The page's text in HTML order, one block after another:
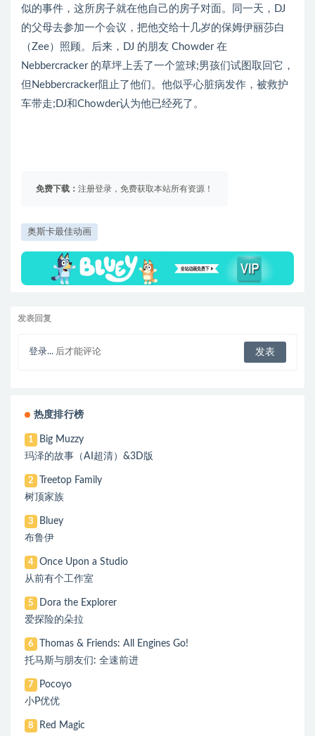
似的事件，这所房子就在他自己的房子对面。同一天，DJ
的父母去参加一个会议，把他交给十几岁的保姆伊丽莎白
（Zee）照顾。后来，DJ 的朋友 Chowder 在
Nebbercracker 的草坪上丢了一个篮球;男孩们试图取回它，
但Nebbercracker阻止了他们。他似乎心脏病发作，被救护
车带走;DJ和Chowder认为他已经死了。
免费下载： 注册登录，免费获取本站所有资源！
奥斯卡最佳动画
发表回复
登录... 后才能评论
热度排行榜
1
Big Muzzy
玛泽的故事（AI超清）&3D版
2
Treetop Family
树顶家族
3
Bluey
布鲁伊
4
Once Upon a Studio
从前有个工作室
5
Dora the Explorer
爱探险的朵拉
6
Thomas & Friends: All Engines Go!
托马斯与朋友们: 全速前进
7
Pocoyo
小P优优
8
Red Magic